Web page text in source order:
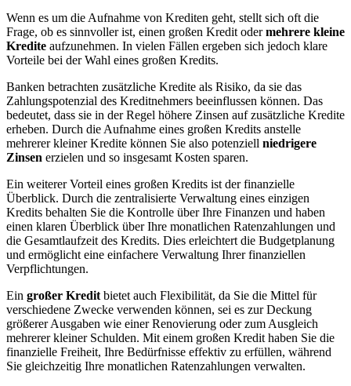
Wenn es um die Aufnahme von Krediten geht, stellt sich oft die
Frage, ob es sinnvoller ist, einen großen Kredit odermehrere kleine
Kredite aufzunehmen. In vielen Fällen ergeben sich jedoch klare
Vorteile bei der Wahl eines großen Kredits.
Banken betrachten zusätzliche Kredite als Risiko, da sie das
Zahlungspotenzial des Kreditnehmers beeinflussen können. Das
bedeutet, dass sie in der Regel höhere Zinsen auf zusätzliche Kredite
erheben. Durch die Aufnahme eines großen Kredits anstelle
mehrerer kleiner Kredite können Sie also potenziell niedrigere
Zinsen erzielen und so insgesamt Kosten sparen.
Ein weiterer Vorteil eines großen Kredits ist der finanzielle
Überblick. Durch die zentralisierte Verwaltung eines einzigen
Kredits behalten Sie die Kontrolle über Ihre Finanzen und haben
einen klaren Überblick über Ihre monatlichen Ratenzahlungen und
die Gesamtlaufzeit des Kredits. Dies erleichtert die Budgetplanung
und ermöglicht eine einfachere Verwaltung Ihrer finanziellen
Verpflichtungen.
Ein großer Kredit bietet auch Flexibilität, da Sie die Mittel für
verschiedene Zwecke verwenden können, sei es zur Deckung
größerer Ausgaben wie einer Renovierung oder zum Ausgleich
mehrerer kleiner Schulden. Mit einem großen Kredit haben Sie die
finanzielle Freiheit, Ihre Bedürfnisse effektiv zu erfüllen, während
Sie gleichzeitig Ihre monatlichen Ratenzahlungen verwalten.